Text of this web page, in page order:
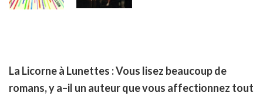
La Licorne à Lunettes : Vous lisez beaucoup de
romans, y a–il un auteur que vous affectionnez tout